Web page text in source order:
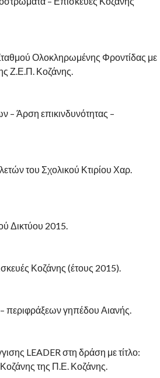
Ολοκληρωμένης Φροντίδας με
Ζ.Ε.Π. Κοζάνης.
– Άρση επικινδυνότητας –
του Σχολικού Κτιρίου Χαρ.
Δικτύου 2015.
Κοζάνης (έτους 2015).
περιφράξεων γηπέδου Αιανής.
LEADER στη δράση με τίτλο:
της Π.Ε. Κοζάνης.